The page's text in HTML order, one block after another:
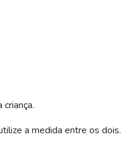
a medida entre os dois.